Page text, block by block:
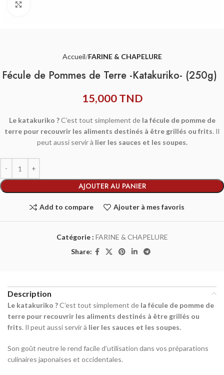
Accueil FARINE & CHAPELURE
Fécule de Pommes de Terre -Katakuriko- (250g)
15,000TND
Le katakuriko ?C’est tout simplement de la fécule de pomme de
terre pour recouvrir les aliments destinés à être grillés ou frits. Il
peut aussi servir à lier les sauces et les soupes.
AJOUTER AU PANIER
Add to compare Ajouter à mes favoris
Catégorie : FARINE & CHAPELURE
Share:
Description
Le katakuriko ?C’est tout simplement de la fécule de pomme de
terre pour recouvrir les aliments destinés à être grillés ou
frits. Il peut aussi servir à lier les sauces et les soupes.
Son goût neutre le rend facile d’utilisation dans vos préparations
culinaires japonaises et occidentales.